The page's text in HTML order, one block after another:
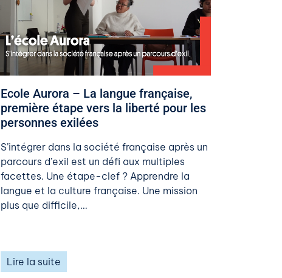
​​Ecole Aurora – La langue française,
première étape vers la liberté pour les
personnes exilées​
S’intégrer dans la société française après un
parcours d’exil est un défi aux multiples
facettes. Une étape-clef ? Apprendre la
langue et la culture française. Une mission
plus que difficile,…
Lire la suite